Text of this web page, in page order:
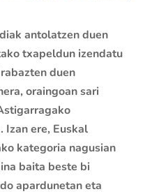
antolatzen duen
txapeldun izendatu
duen
oraingoan sari
ere, Euskal
kategoria nagusian
baita beste bi
apardunetan eta